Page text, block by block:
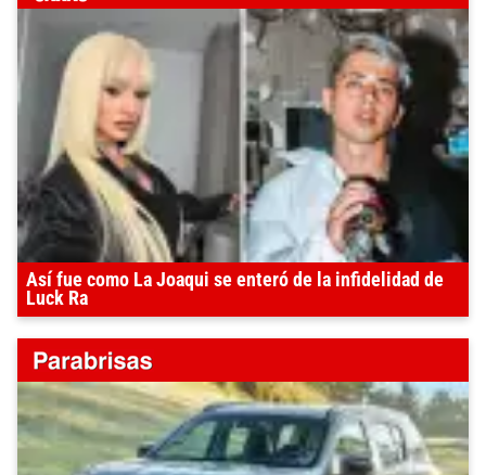
Así fue como La Joaqui se enteró de la infidelidad de
Luck Ra